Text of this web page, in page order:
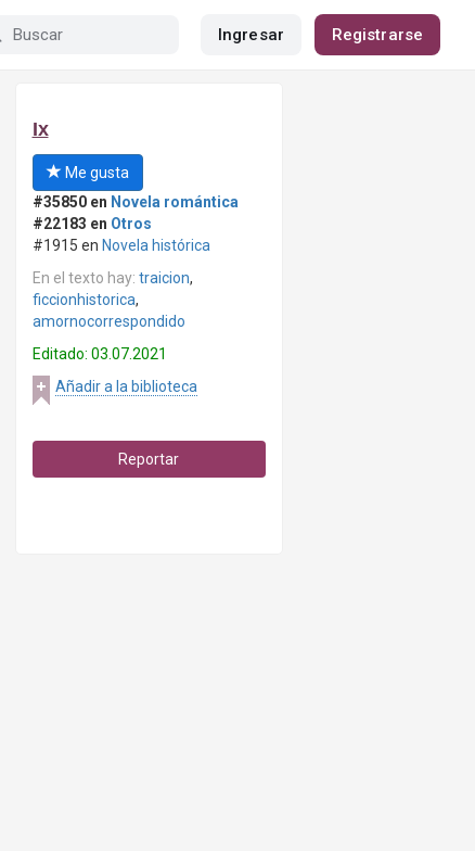
Ingresar Registrarse
Ix
Me gusta
#35850 en Novela romántica
#22183 en Otros
#1915 en Novela histórica
En el texto hay: traicion,
ficcionhistorica,
amornocorrespondido
Editado: 03.07.2021
Añadir a la biblioteca
Reportar